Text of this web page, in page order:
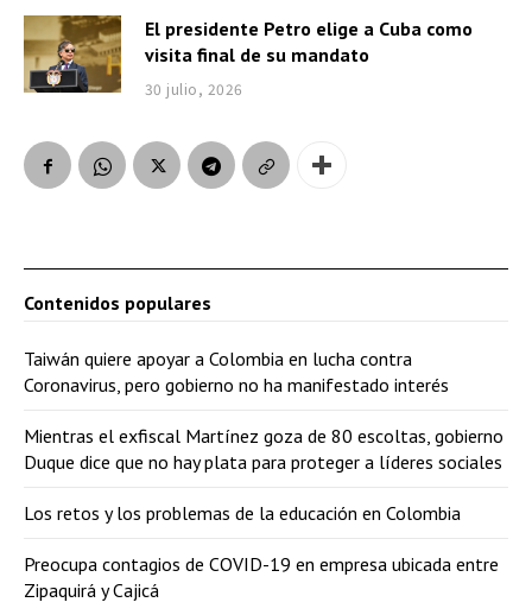
El presidente Petro elige a Cuba como
visita final de su mandato
30 julio, 2026
Contenidos populares
Taiwán quiere apoyar a Colombia en lucha contra
Coronavirus, pero gobierno no ha manifestado interés
Mientras el exfiscal Martínez goza de 80 escoltas, gobierno
Duque dice que no hay plata para proteger a líderes sociales
Los retos y los problemas de la educación en Colombia
Preocupa contagios de COVID-19 en empresa ubicada entre
Zipaquirá y Cajicá